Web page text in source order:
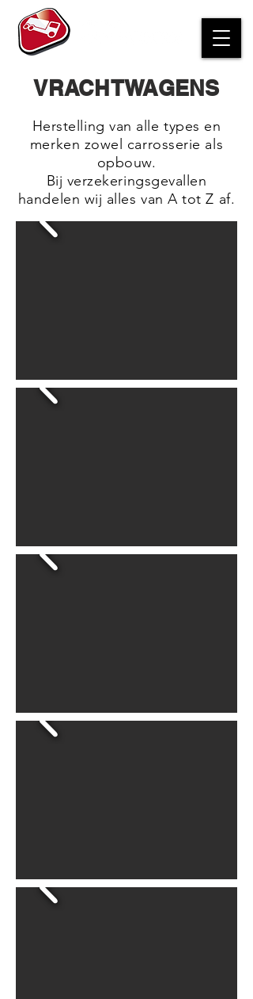
VRACHTWAGENS
Herstelling van alle types en
merken zowel carrosserie als
opbouw.
Bij verzekeringsgevallen
handelen wij alles van A tot Z af.